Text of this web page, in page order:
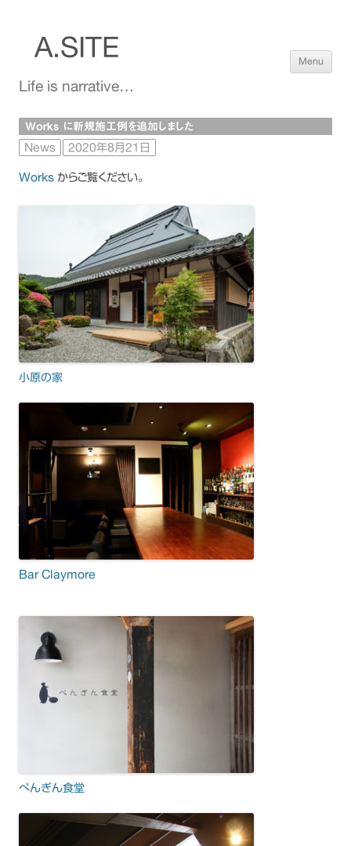
A.SITE
Life is narrative…
Menu
Works に新規施工例を追加しました
News 2020年8月21日
Works からご覧ください。
小原の家
Bar Claymore
ぺんぎん食堂